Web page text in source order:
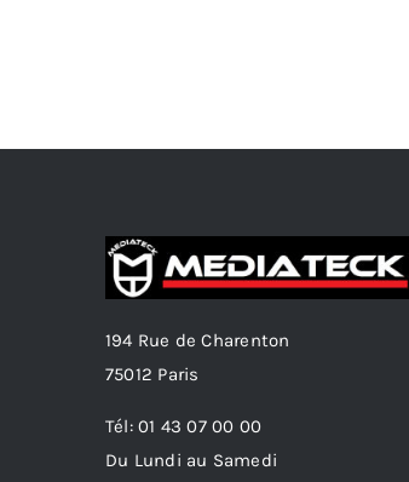
194 Rue de Charenton
75012 Paris
Tél: 01 43 07 00 00
Du Lundi au Samedi